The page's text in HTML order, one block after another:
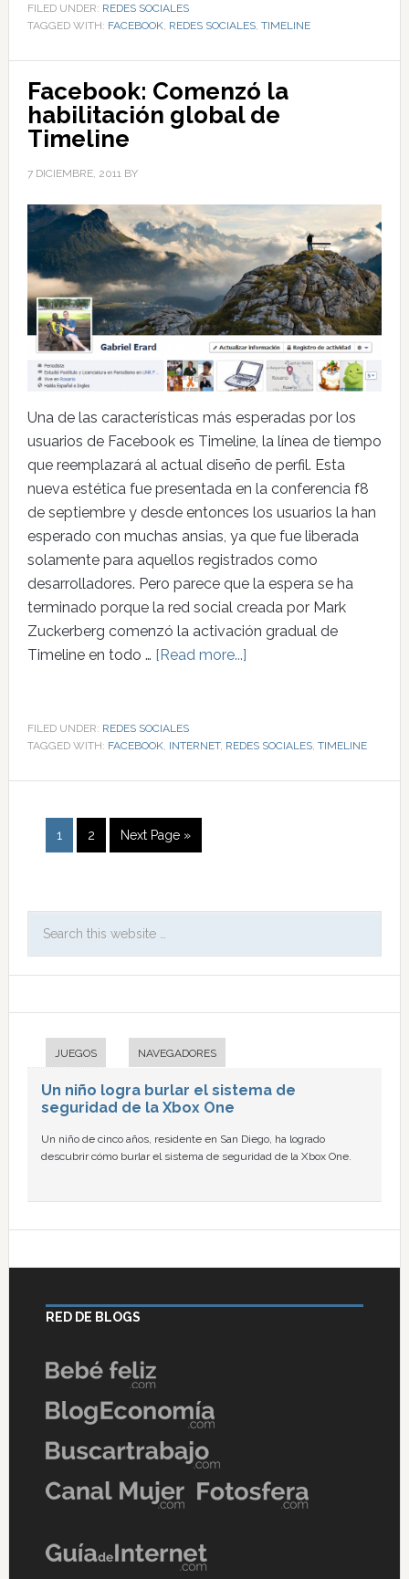
FILED UNDER: REDES SOCIALES
TAGGED WITH: FACEBOOK, REDES SOCIALES, TIMELINE
Facebook: Comenzó la
habilitación global de
Timeline
7 DICIEMBRE, 2011BY
Una de las características más esperadas por los
usuarios de Facebook es Timeline, la línea de tiempo
que reemplazará al actual diseño de perfil. Esta
nueva estética fue presentada en la conferencia f8
de septiembre y desde entonces los usuarios la han
esperado con muchas ansias, ya que fue liberada
solamente para aquellos registrados como
desarrolladores. Pero parece que la espera se ha
terminado porque la red social creada por Mark
Zuckerberg comenzó la activación gradual de
Timeline en todo … [Read more...]
FILED UNDER: REDES SOCIALES
TAGGED WITH: FACEBOOK, INTERNET, REDES SOCIALES, TIMELINE
1 2 Next Page »
JUEGOS NAVEGADORES
Un niño logra burlar el sistema de
seguridad de la Xbox One
Un niño de cinco años, residente en San Diego, ha logrado
descubrir cómo burlar el sistema de seguridad de la Xbox One.
RED DE BLOGS